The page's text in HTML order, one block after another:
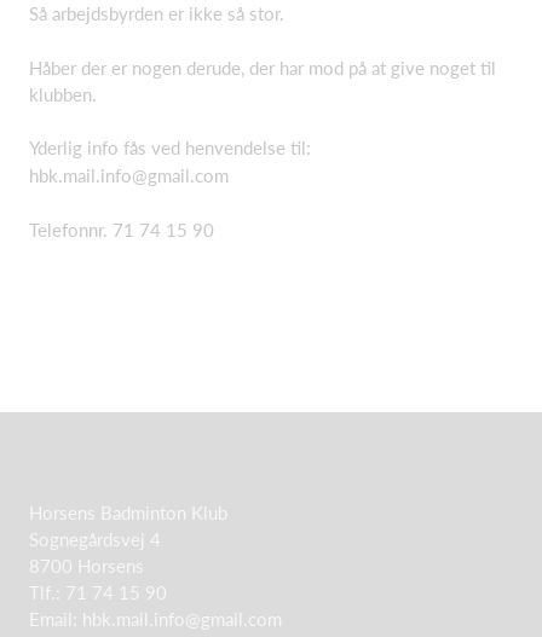
Så arbejdsbyrden er ikke så stor.
Håber der er nogen derude, der har mod på at give noget til
klubben.
Yderlig info fås ved henvendelse til:
hbk.mail.info@gmail.com
Telefonnr. 71 74 15 90
Horsens Badminton Klub
Sognegårdsvej 4
8700 Horsens
Tlf.: 71 74 15 90
Email: hbk.mail.info@gmail.com